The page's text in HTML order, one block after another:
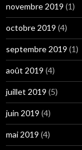
novembre 2019 (1)
octobre 2019 (4)
septembre 2019 (1)
août 2019 (4)
juillet 2019 (5)
juin 2019 (4)
mai 2019 (4)